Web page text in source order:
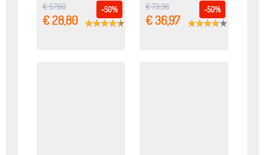
-50%
€ 57,60
€ 28,80
-50%
€ 73,96
€ 36,97